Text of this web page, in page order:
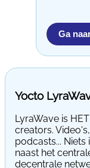
Ga
Yocto
LyraWave is
creators.
podcasts...
naast het
decentrale